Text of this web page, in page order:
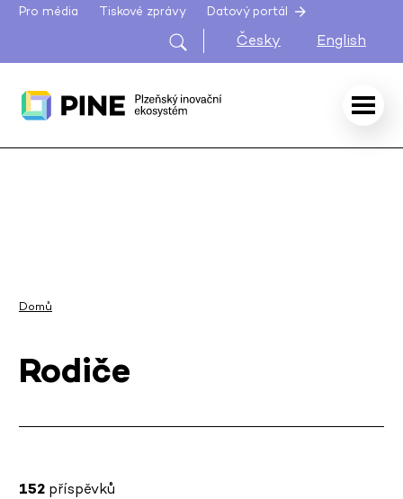
Pro média Tiskové zprávy Datový portál
Česky English
Domů
Rodiče
152 příspěvků